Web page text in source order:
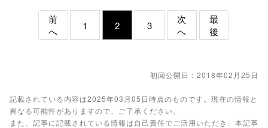
前
へ
1 2 3
次
へ
最
後
初回公開日：2018年02月25日
記載されている内容は2025年03月05日時点のものです。現在の情報と
異なる可能性がありますので、ご了承ください。
また、記事に記載されている情報は自己責任でご活用いただき、本記事